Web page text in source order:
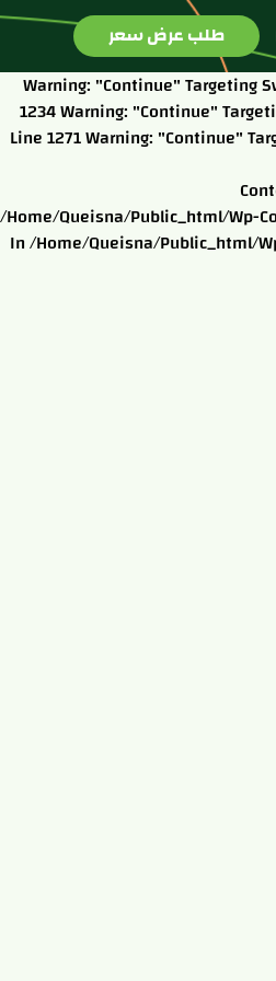
Warning: "continue" Targeting
1234 Warning: "continue"
Line 1271 Warning: "continue"
/home/queisna/public_html/wp-
In /home/queisna/public_html/
طلب عرض سعر